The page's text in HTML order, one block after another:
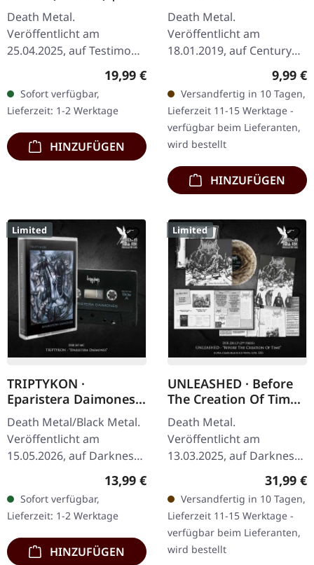
BLACK LP
Death Metal.
Veröffentlicht am
25.04.2025, auf Testimony
Records. Schwarzes Vinyl,
180g im gefütterten
Innenhülle mit Beilage
und Schutzhülle.…
Regulärer Preis:
19,99 €
Sofort verfügbar,
Lieferzeit: 1-2 Werktage
HINZUFÜGEN
Beast | CD
Death Metal.
Veröffentlicht am
18.01.2019, auf Century
Media Records. CD im
Jewelcase. Die Death
Metal-Veteranen
Malevolent Creation aus
Florida…
9,99 €
Versandfertig in 10 Tagen,
Lieferzeit 11-15 Werktage -
verfügbar beim Lieferanten,
wird bestellt
HINZUFÜGEN
Limited
TRIPTYKON ·
Eparistera Daimones |
BLACK TAPE
Death Metal/Black Metal.
Veröffentlicht am
15.05.2026, auf Darkness
Shall Rise Productions.
Schwarze Musikkassette
mit 7-Panel J-Card im…
Regulärer Preis:
13,99 €
Sofort verfügbar,
Lieferzeit: 1-2 Werktage
HINZUFÜGEN
Limited
UNLEASHED · Before
The Creation Of Time
| ULTRA CLEAR BLACK
ICE LP
Death Metal.
Veröffentlicht am
13.03.2025, auf Darkness
Shall Rise Productions.
Ultra clear black ice Vinyl
mit 16-seitigem Booklet
und A2 Poster,…
31,99 €
Versandfertig in 10 Tagen,
Lieferzeit 11-15 Werktage -
verfügbar beim Lieferanten,
wird bestellt